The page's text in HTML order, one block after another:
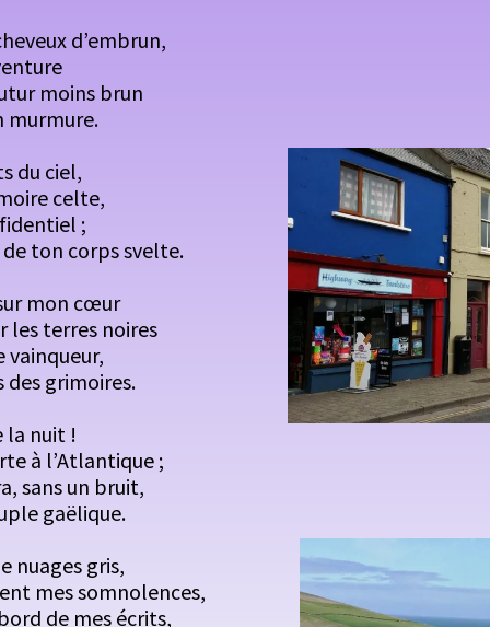
d’embrun,
moins brun
murmure.
du ciel,
celte,
;
ton corps svelte.
mon cœur
les terres noires
vainqueur,
des grimoires.
la nuit !
à l’Atlantique ;
sans un bruit,
gaëlique.
nuages gris,
mes somnolences,
de mes écrits,